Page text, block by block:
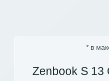
* в
Zenbook S 13